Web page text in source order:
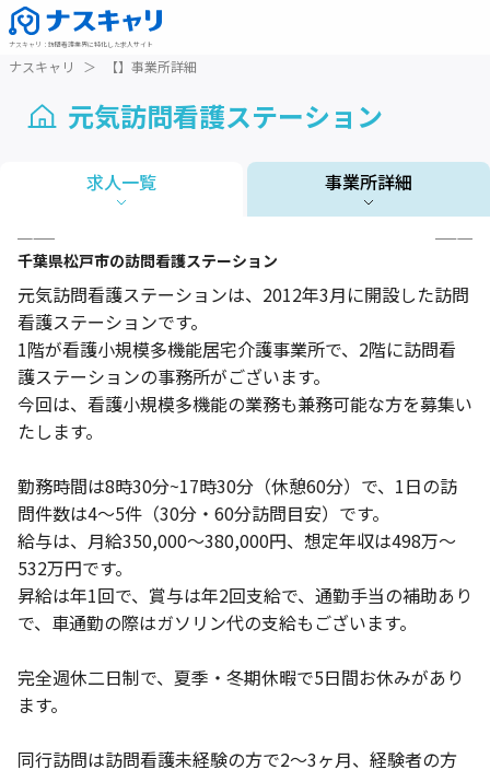
ナスキャリ ： 訪問看護業界に特化した求人サイト
ナスキャリ ＞ 【】事業所詳細
元気訪問看護ステーション
求人一覧 事業所詳細
1 / 5
千葉県松戸市の訪問看護ステーション
元気訪問看護ステーションは、2012年3月に開設した訪問
看護ステーションです。
1階が看護小規模多機能居宅介護事業所で、2階に訪問看
護ステーションの事務所がございます。
今回は、看護小規模多機能の業務も兼務可能な方を募集い
たします。
勤務時間は8時30分~17時30分（休憩60分）で、1日の訪
問件数は4～5件（30分・60分訪問目安）です。
給与は、月給350,000～380,000円、想定年収は498万～
532万円です。
昇給は年1回で、賞与は年2回支給で、通勤手当の補助あり
で、車通勤の際はガソリン代の支給もございます。
完全週休二日制で、夏季・冬期休暇で5日間お休みがあり
ます。
同行訪問は訪問看護未経験の方で2～3ヶ月、経験者の方